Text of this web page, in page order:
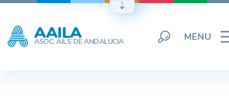
Skip
content
AAILA
ASOC. AILS DE ANDALUCIA MENU